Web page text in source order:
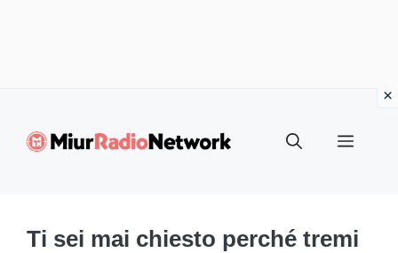
Menu
Ti sei mai chiesto perché tremi